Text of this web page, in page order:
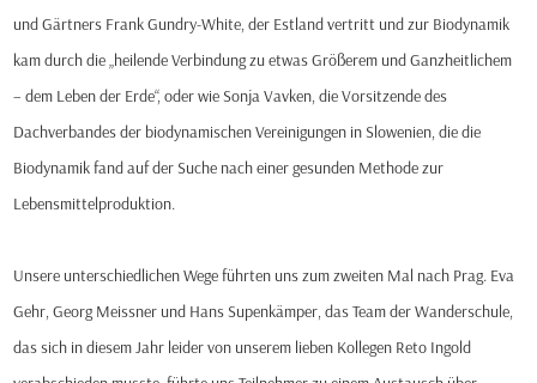
und Gärtners Frank Gundry-White, der Estland vertritt und zur Biodynamik
kam durch die „heilende Verbindung zu etwas Größerem und Ganzheitlichem
– dem Leben der Erde“, oder wie Sonja Vavken, die Vorsitzende des
Dachverbandes der biodynamischen Vereinigungen in Slowenien, die die
Biodynamik fand auf der Suche nach einer gesunden Methode zur
Lebensmittelproduktion.
Unsere unterschiedlichen Wege führten uns zum zweiten Mal nach Prag. Eva
Gehr, Georg Meissner und Hans Supenkämper, das Team der Wanderschule,
das sich in diesem Jahr leider von unserem lieben Kollegen Reto Ingold